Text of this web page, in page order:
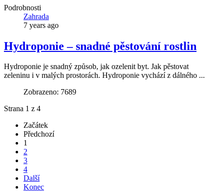
Podrobnosti
Zahrada
7 years ago
Hydroponie – snadné pěstování rostlin
Hydroponie je snadný způsob, jak ozelenit byt. Jak pěstovat
zeleninu i v malých prostorách. Hydroponie vychází z dálného ...
Zobrazeno: 7689
Strana 1 z 4
Začátek
Předchozí
1
2
3
4
Další
Konec